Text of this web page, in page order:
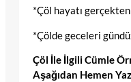
*Çöl hayatı
*Çölde geceleri
Çöl İle İlgili Cümle
Aşağıdan Hemen